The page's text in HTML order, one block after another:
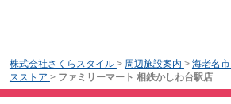
株式会社さくらスタイル > 周辺施設案内 > 海老名市
スストア > ファミリーマート 相鉄かしわ台駅店